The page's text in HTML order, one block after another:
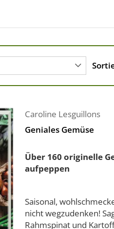
Caroline Lesguillons
Geniales Gemüse
Über 160 originelle
aufpeppen
Saisonal,
nicht wegzudenken!
Rahmspinat und